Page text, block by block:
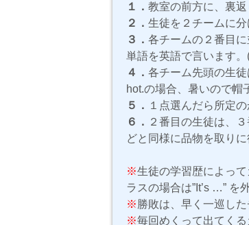
１． 教室の前方に、裏
２． 生徒を２チームに分
３． 各チームの２番目
単語を英語で言います。(
４． 各チーム先頭の生
hot.の場合、暑いので帽
５． １点選んだら所定
６． ２番目の生徒は、
どと同様に品物を取りに
※生徒の学習歴によっ
ラスの場合は”It’s …” を
※ 勝敗は、早く一巡し
※毎回めくって出てく